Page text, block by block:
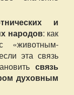
и
народов: как
«животным-
эта связь
связь
духовным